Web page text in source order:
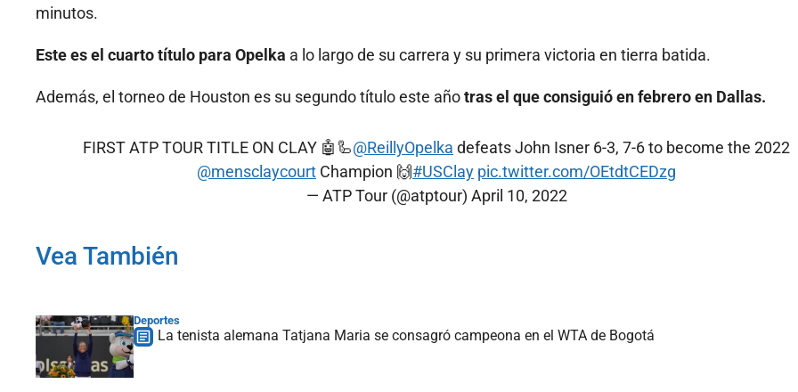
minutos.
Este es el cuarto título para Opelka a lo largo de su carrera y su primera victoria en tierra batida.
Además, el torneo de Houston es su segundo título este añotras el que consiguió en febrero en Dallas.
FIRST ATP TOUR TITLE ON CLAY 🤖🦾@ReillyOpelka defeats John Isner 6-3, 7-6 to become the 2022
@mensclaycourt Champion 🙌#USClay pic.twitter.com/OEtdtCEDzg
— ATP Tour (@atptour) April 10, 2022
Vea También
Deportes
La tenista alemana Tatjana Maria se consagró campeona en el WTA de Bogotá